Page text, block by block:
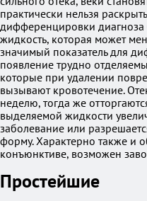
практически нельзя
дифференцировки диагноза
жидкость, которая может
значимый показатель для
появление трудно
которые при удалении
вызывают кровотечение.
неделю, тогда же
выделяемой жидкости
заболевание или
форму. Характерно также и
конъюнктиве, возможен
Простейшие